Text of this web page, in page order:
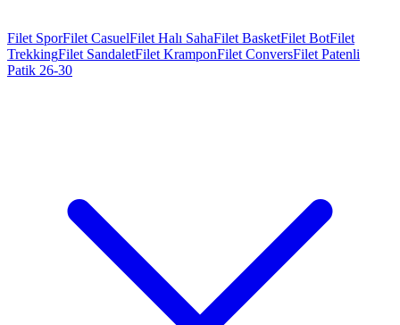
Filet SporFilet CasuelFilet Halı SahaFilet BasketFilet BotFilet
TrekkingFilet SandaletFilet KramponFilet ConversFilet Patenli
Patik 26-30